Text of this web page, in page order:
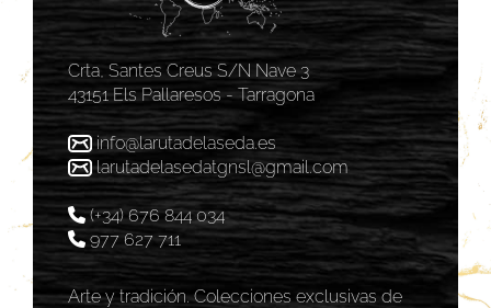
Crta, Santes Creus S/N Nave 3
43151 Els Pallaresos - Tarragona
info@larutadelaseda.es
larutadelasedatgnsl@gmail.com
(+34) 676 844 034
977 627 711
Arte y tradición. Colecciones exclusivas de